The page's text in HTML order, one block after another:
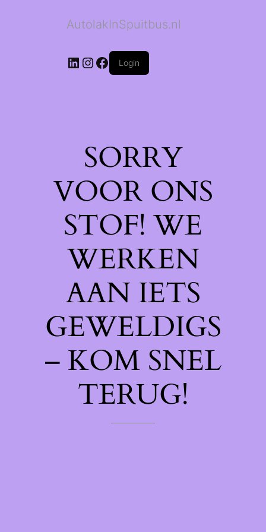
AutolakInSpuitbus.nl
LinkedIn
Instagram
Facebook
Login
SORRY
VOOR ONS
STOF! WE
WERKEN
AAN IETS
GEWELDIGS
– KOM SNEL
TERUG!